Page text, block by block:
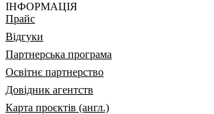
ІНФОРМАЦІЯ
Прайс
Відгуки
Партнерська програма
Освітнє партнерство
Довідник агентств
Карта проєктів (англ.)